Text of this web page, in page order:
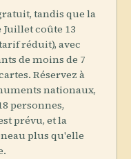
tandis que la
coûte 13
réduit), avec
de moins de 7
Réservez à
nationaux,
personnes,
prévu, et la
plus qu'elle